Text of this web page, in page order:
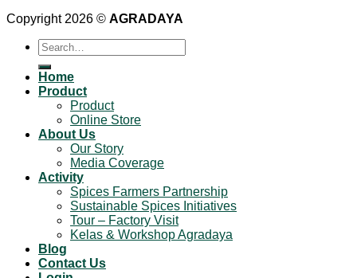
Copyright 2026 © AGRADAYA
Search
for:
Home
Product
Product
Online Store
About Us
Our Story
Media Coverage
Activity
Spices Farmers Partnership
Sustainable Spices Initiatives
Tour – Factory Visit
Kelas & Workshop Agradaya
Blog
Contact Us